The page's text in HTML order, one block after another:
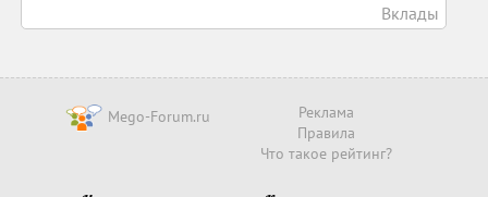
Вклады
Mego-Forum.ru
Реклама
Правила
Что такое рейтинг?